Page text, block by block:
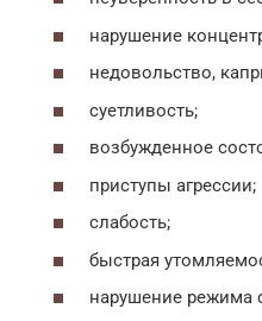
нарушение
недовольство,
суетливость;
возбужденное
приступы агрессии;
слабость;
быстрая
нарушение режима